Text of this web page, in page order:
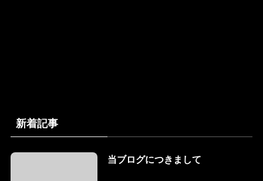
新着記事
当ブログにつきまして